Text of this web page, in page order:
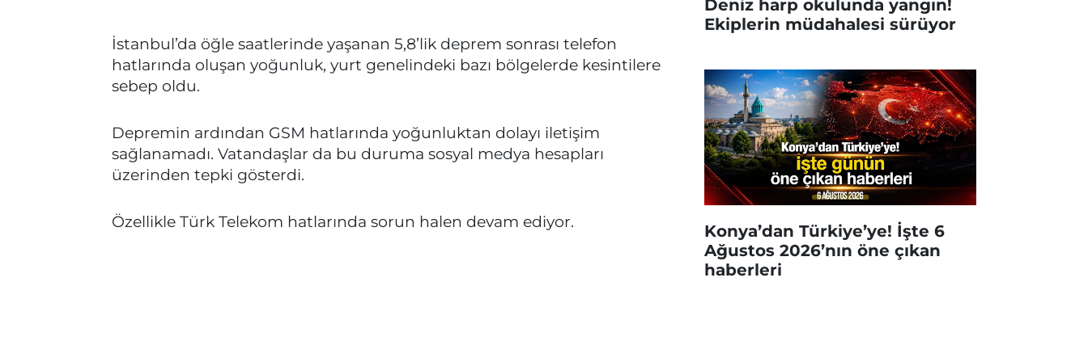
İstanbul’da öğle saatlerinde yaşanan 5,8’lik deprem sonrası telefon
hatlarında oluşan yoğunluk, yurt genelindeki bazı bölgelerde kesintilere
sebep oldu.
Depremin ardından GSM hatlarında yoğunluktan dolayı iletişim
sağlanamadı. Vatandaşlar da bu duruma sosyal medya hesapları
üzerinden tepki gösterdi.
Özellikle Türk Telekom hatlarında sorun halen devam ediyor.
Deniz harp okulunda yangın!
Ekiplerin müdahalesi sürüyor
Konya’dan Türkiye’ye! İşte 6
Ağustos 2026’nın öne çıkan
haberleri